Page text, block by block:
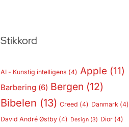
Stikkord
AI - Kunstig intelligens (4) Apple (11)
Barbering (6) Bergen (12)
Bibelen (13) Creed (4) Danmark(4)
David André Østby(4) Design(3) Dior(4)